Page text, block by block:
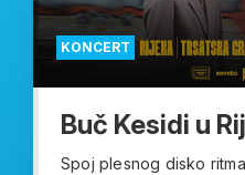
KONCERT
Buč Kesidi u
Spoj plesnog disko